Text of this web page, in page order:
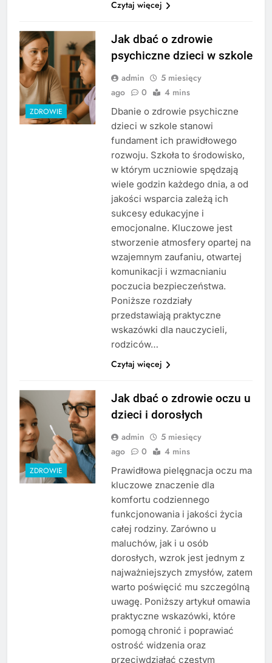
Czytaj więcej
ZDROWIE
Jak dbać o zdrowie
psychiczne dzieci w szkole
admin
5 miesięcy
ago
0 4 mins
Dbanie o zdrowie psychiczne
dzieci w szkole stanowi
fundament ich prawidłowego
rozwoju. Szkoła to środowisko,
w którym uczniowie spędzają
wiele godzin każdego dnia, a od
jakości wsparcia zależą ich
sukcesy edukacyjne i
emocjonalne. Kluczowe jest
stworzenie atmosfery opartej na
wzajemnym zaufaniu, otwartej
komunikacji i wzmacnianiu
poczucia bezpieczeństwa.
Poniższe rozdziały
przedstawiają praktyczne
wskazówki dla nauczycieli,
rodziców…
Czytaj więcej
ZDROWIE
Jak dbać o zdrowie oczu u
dzieci i dorosłych
admin
5 miesięcy
ago
0 4 mins
Prawidłowa pielęgnacja oczu ma
kluczowe znaczenie dla
komfortu codziennego
funkcjonowania i jakości życia
całej rodziny. Zarówno u
maluchów, jak i u osób
dorosłych, wzrok jest jednym z
najważniejszych zmysłów, zatem
warto poświęcić mu szczególną
uwagę. Poniższy artykuł omawia
praktyczne wskazówki, które
pomogą chronić i poprawiać
ostrość widzenia oraz
przeciwdziałać częstym